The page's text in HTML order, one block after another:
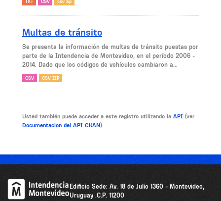
TXT CSV csv zip
Multas de tránsito
Se presenta la información de multas de tránsito puestas por
parte de la Intendencia de Montevideo, en el período 2006 -
2014. Dado que los códigos de vehículos cambiaron a...
CSV CSV ZIP
Usted también puede acceder a este registro utilizando la API (ver
Documentacion del API CKAN).
Edificio Sede: Av. 18 de Julio 1360 - Montevideo,
Uruguay .C.P. 11200